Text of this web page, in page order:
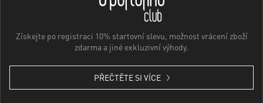
Získejte po registraci 10% startovní slevu, možnost vrácení zboží
zdarma a jiné exkluzivní výhody.
PŘEČTĚTE SI VÍCE